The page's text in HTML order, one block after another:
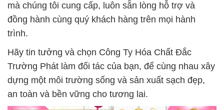
mà chúng tôi cung cấp, luôn sẵn lòng hỗ trợ và
đồng hành cùng quý khách hàng trên mọi hành
trình.
Hãy tin tưởng và chọn Công Ty Hóa Chất Đắc
Trường Phát làm đối tác của bạn, để cùng nhau xây
dựng một môi trường sống và sản xuất sạch đẹp,
an toàn và bền vững cho tương lai.